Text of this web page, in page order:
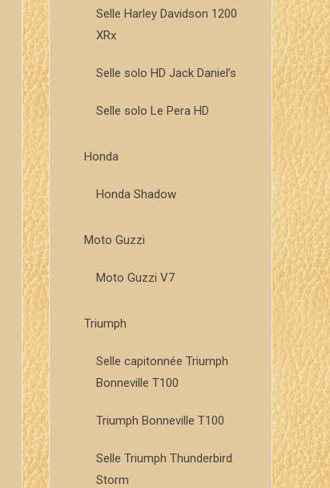
Selle Harley Davidson 1200
XRx
Selle solo HD Jack Daniel’s
Selle solo Le Pera HD
Honda
Honda Shadow
Moto Guzzi
Moto Guzzi V7
Triumph
Selle capitonnée Triumph
Bonneville T100
Triumph Bonneville T100
Selle Triumph Thunderbird
Storm